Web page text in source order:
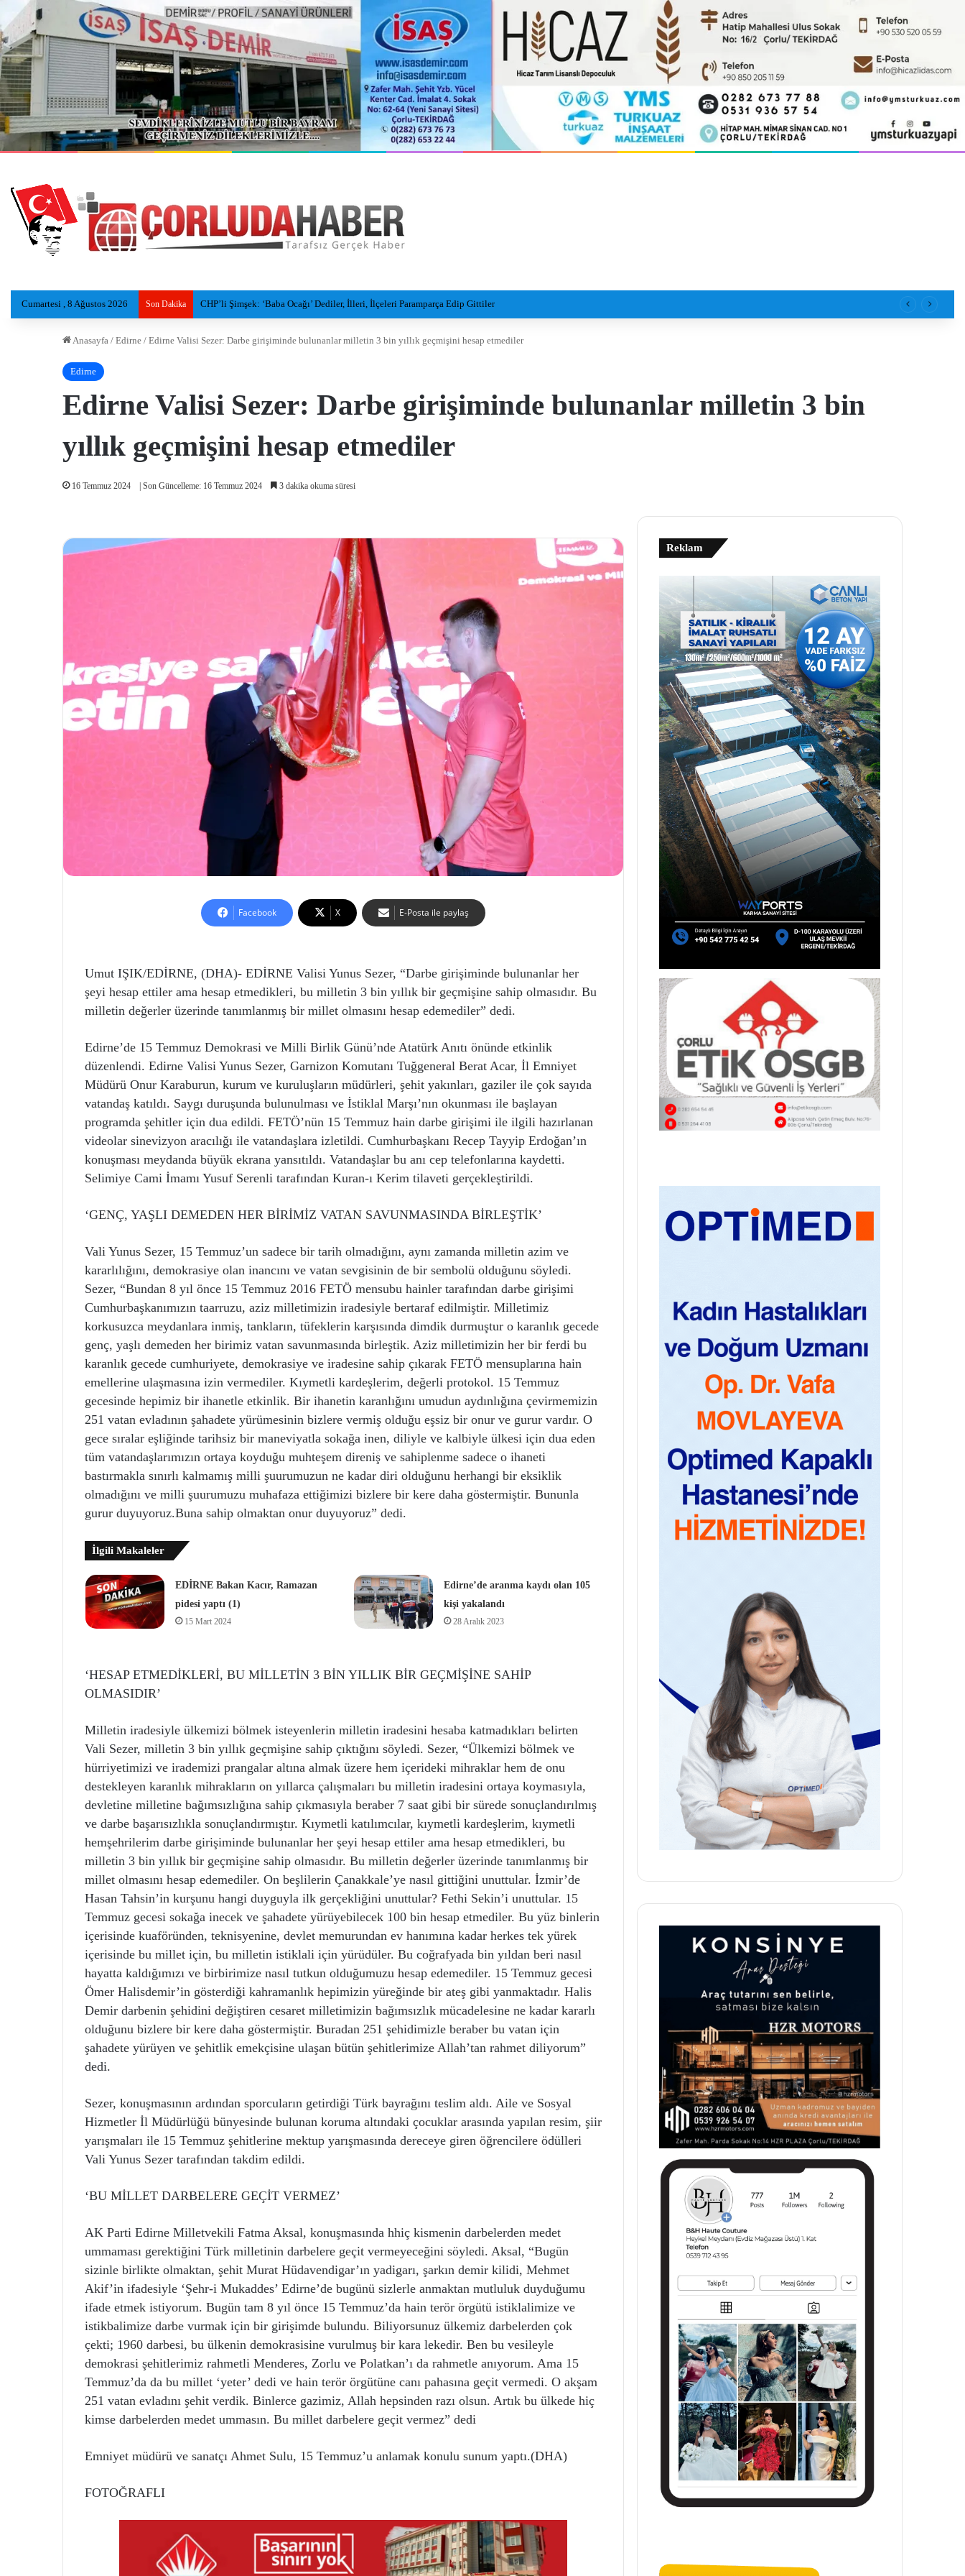
Cumartesi , 8 Ağustos 2026 Son Dakika Tekirdağ sahillerinde yeni nesil insansız cankurtaran araçları görevde
Anasayfa / Edirne / Edirne Valisi Sezer: Darbe girişiminde bulunanlar milletin 3 bin yıllık geçmişini hesap etmediler
Edirne
Edirne Valisi Sezer: Darbe girişiminde bulunanlar milletin 3 bin
yıllık geçmişini hesap etmediler
16 Temmuz 2024 | Son Güncelleme: 16 Temmuz 2024 3 dakika okuma süresi
Facebook X E-Posta ile paylaş
Umut IŞIK/EDİRNE, (DHA)- EDİRNE Valisi Yunus Sezer, “Darbe girişiminde bulunanlar her
şeyi hesap ettiler ama hesap etmedikleri, bu milletin 3 bin yıllık bir geçmişine sahip olmasıdır. Bu
milletin değerler üzerinde tanımlanmış bir millet olmasını hesap edemediler” dedi.
Edirne’de 15 Temmuz Demokrasi ve Milli Birlik Günü’nde Atatürk Anıtı önünde etkinlik
düzenlendi. Edirne Valisi Yunus Sezer, Garnizon Komutanı Tuğgeneral Berat Acar, İl Emniyet
Müdürü Onur Karaburun, kurum ve kuruluşların müdürleri, şehit yakınları, gaziler ile çok sayıda
vatandaş katıldı. Saygı duruşunda bulunulması ve İstiklal Marşı’nın okunması ile başlayan
programda şehitler için dua edildi. FETÖ’nün 15 Temmuz hain darbe girişimi ile ilgili hazırlanan
videolar sinevizyon aracılığı ile vatandaşlara izletildi. Cumhurbaşkanı Recep Tayyip Erdoğan’ın
konuşması meydanda büyük ekrana yansıtıldı. Vatandaşlar bu anı cep telefonlarına kaydetti.
Selimiye Cami İmamı Yusuf Serenli tarafından Kuran-ı Kerim tilaveti gerçekleştirildi.
‘GENÇ, YAŞLI DEMEDEN HER BİRİMİZ VATAN SAVUNMASINDA BİRLEŞTİK’
Vali Yunus Sezer, 15 Temmuz’un sadece bir tarih olmadığını, aynı zamanda milletin azim ve
kararlılığını, demokrasiye olan inancını ve vatan sevgisinin de bir sembolü olduğunu söyledi.
Sezer, “Bundan 8 yıl önce 15 Temmuz 2016 FETÖ mensubu hainler tarafından darbe girişimi
Cumhurbaşkanımızın taarruzu, aziz milletimizin iradesiyle bertaraf edilmiştir. Milletimiz
korkusuzca meydanlara inmiş, tankların, tüfeklerin karşısında dimdik durmuştur o karanlık gecede
genç, yaşlı demeden her birimiz vatan savunmasında birleştik. Aziz milletimizin her bir ferdi bu
karanlık gecede cumhuriyete, demokrasiye ve iradesine sahip çıkarak FETÖ mensuplarına hain
emellerine ulaşmasına izin vermediler. Kıymetli kardeşlerim, değerli protokol. 15 Temmuz
gecesinde hepimiz bir ihanetle etkinlik. Bir ihanetin karanlığını umudun aydınlığına çevirmemizin
251 vatan evladının şahadete yürümesinin bizlere vermiş olduğu eşsiz bir onur ve gurur vardır. O
gece sıralar eşliğinde tarihsiz bir maneviyatla sokağa inen, diliyle ve kalbiyle ülkesi için dua eden
tüm vatandaşlarımızın ortaya koyduğu muhteşem direniş ve sahiplenme sadece o ihaneti
bastırmakla sınırlı kalmamış milli şuurumuzun ne kadar diri olduğunu herhangi bir eksiklik
olmadığını ve milli şuurumuzu muhafaza ettiğimizi bizlere bir kere daha göstermiştir. Bununla
gurur duyuyoruz.Buna sahip olmaktan onur duyuyoruz” dedi.
İlgili Makaleler
EDİRNE Bakan Kacır, Ramazan
pidesi yaptı (1)
15 Mart 2024
Edirne’de aranma kaydı olan 105
kişi yakalandı
28 Aralık 2023
‘HESAP ETMEDİKLERİ, BU MİLLETİN 3 BİN YILLIK BİR GEÇMİŞİNE SAHİP
OLMASIDIR’
Milletin iradesiyle ülkemizi bölmek isteyenlerin milletin iradesini hesaba katmadıkları belirten
Vali Sezer, milletin 3 bin yıllık geçmişine sahip çıktığını söyledi. Sezer, “Ülkemizi bölmek ve
hürriyetimizi ve irademizi prangalar altına almak üzere hem içerideki mihraklar hem de onu
destekleyen karanlık mihrakların on yıllarca çalışmaları bu milletin iradesini ortaya koymasıyla,
devletine milletine bağımsızlığına sahip çıkmasıyla beraber 7 saat gibi bir sürede sonuçlandırılmış
ve darbe başarısızlıkla sonuçlandırmıştır. Kıymetli katılımcılar, kıymetli kardeşlerim, kıymetli
hemşehrilerim darbe girişiminde bulunanlar her şeyi hesap ettiler ama hesap etmedikleri, bu
milletin 3 bin yıllık bir geçmişine sahip olmasıdır. Bu milletin değerler üzerinde tanımlanmış bir
millet olmasını hesap edemediler. On beşlilerin Çanakkale’ye nasıl gittiğini unuttular. İzmir’de
Hasan Tahsin’in kurşunu hangi duyguyla ilk gerçekliğini unuttular? Fethi Sekin’i unuttular. 15
Temmuz gecesi sokağa inecek ve şahadete yürüyebilecek 100 bin hesap etmediler. Bu yüz binlerin
içerisinde kuaföründen, teknisyenine, devlet memurundan ev hanımına kadar herkes tek yürek
içerisinde bu millet için, bu milletin istiklali için yürüdüler. Bu coğrafyada bin yıldan beri nasıl
hayatta kaldığımızı ve birbirimize nasıl tutkun olduğumuzu hesap edemediler. 15 Temmuz gecesi
Ömer Halisdemir’in gösterdiği kahramanlık hepimizin yüreğinde bir ateş gibi yanmaktadır. Halis
Demir darbenin şehidini değiştiren cesaret milletimizin bağımsızlık mücadelesine ne kadar kararlı
olduğunu bizlere bir kere daha göstermiştir. Buradan 251 şehidimizle beraber bu vatan için
şahadete yürüyen ve şehitlik emekçisine ulaşan bütün şehitlerimize Allah’tan rahmet diliyorum”
dedi.
Sezer, konuşmasının ardından sporcuların getirdiği Türk bayrağını teslim aldı. Aile ve Sosyal
Hizmetler İl Müdürlüğü bünyesinde bulunan koruma altındaki çocuklar arasında yapılan resim, şiir
yarışmaları ile 15 Temmuz şehitlerine mektup yarışmasında dereceye giren öğrencilere ödülleri
Vali Yunus Sezer tarafından takdim edildi.
‘BU MİLLET DARBELERE GEÇİT VERMEZ’
AK Parti Edirne Milletvekili Fatma Aksal, konuşmasında hhiç kismenin darbelerden medet
ummaması gerektiğini Türk milletinin darbelere geçit vermeyeceğini söyledi. Aksal, “Bugün
sizinle birlikte olmaktan, şehit Murat Hüdavendigar’ın yadigarı, şarkın demir kilidi, Mehmet
Akif’in ifadesiyle ‘Şehr-i Mukaddes’ Edirne’de bugünü sizlerle anmaktan mutluluk duyduğumu
ifade etmek istiyorum. Bugün tam 8 yıl önce 15 Temmuz’da hain terör örgütü istiklalimize ve
istikbalimize darbe vurmak için bir girişimde bulundu. Biliyorsunuz ülkemiz darbelerden çok
çekti; 1960 darbesi, bu ülkenin demokrasisine vurulmuş bir kara lekedir. Ben bu vesileyle
demokrasi şehitlerimiz rahmetli Menderes, Zorlu ve Polatkan’ı da rahmetle anıyorum. Ama 15
Temmuz’da da bu millet ‘yeter’ dedi ve hain terör örgütüne canı pahasına geçit vermedi. O akşam
251 vatan evladını şehit verdik. Binlerce gazimiz, Allah hepsinden razı olsun. Artık bu ülkede hiç
kimse darbelerden medet ummasın. Bu millet darbelere geçit vermez” dedi
Emniyet müdürü ve sanatçı Ahmet Sulu, 15 Temmuz’u anlamak konulu sunum yaptı.(DHA)
FOTOĞRAFLI
Reklam